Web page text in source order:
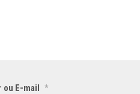
ou E-mail *